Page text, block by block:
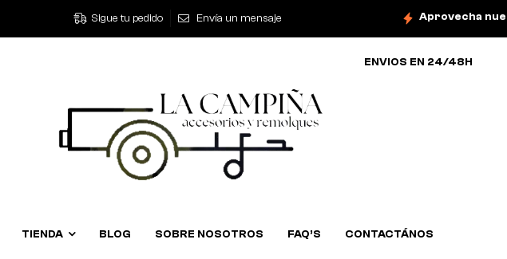
Sigue tu pedido Envía un mensaje Aprovecha
TIENDA BLOG SOBRE NOSOTROS FAQ’S CONTACTÁNOS
ENVIOS EN 24/48H